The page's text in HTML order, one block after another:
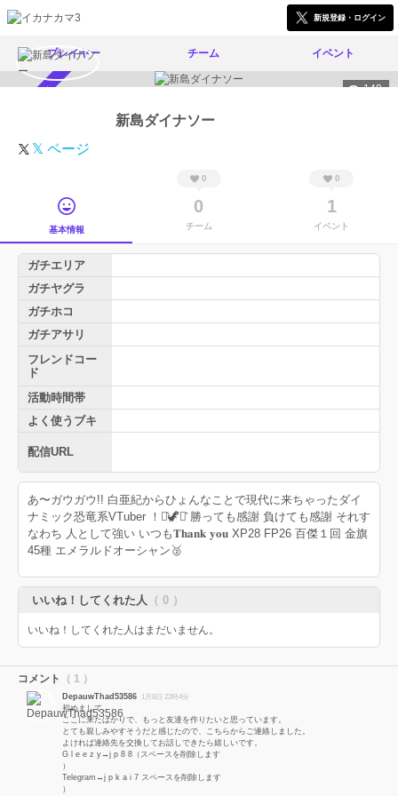
新規登録・ログイン
プレイヤー チーム イベント
149
新島ダイナソー
𝕏 ページ
基本情報
0
0
チーム
0
1
イベント
ガチエリア
ガチヤグラ
ガチホコ
ガチアサリ
フレンドコー
ド
活動時間帯
よく使うブキ
配信URL
あ〜ガウガウ!! 白亜紀からひょんなことで現代に来ちゃったダイ
ナミック恐竜系VTuber ！⋆͛🦖⋆͛ 勝っても感謝 負けても感謝 それす
なわち 人として強い いつも𝐓𝐡𝐚𝐧𝐤 𝐲𝐨𝐮 XP28 FP26 百傑１回 金旗
45種 エメラルドオーシャン🥈
いいね！してくれた人 （ 0 ）
いいね！してくれた人はまだいません。
コメント （ 1 ）
DepauwThad53586 1月8日 22時4分
初めまして。
ここに来たばかりで、もっと友達を作りたいと思っています。
とても親しみやすそうだと感じたので、こちらからご連絡しました。
よければ連絡先を交換してお話しできたら嬉しいです。
G l e e z y→j p 8 8（スペースを削除します
）
Telegram→j p k a i 7 スペースを削除します
）